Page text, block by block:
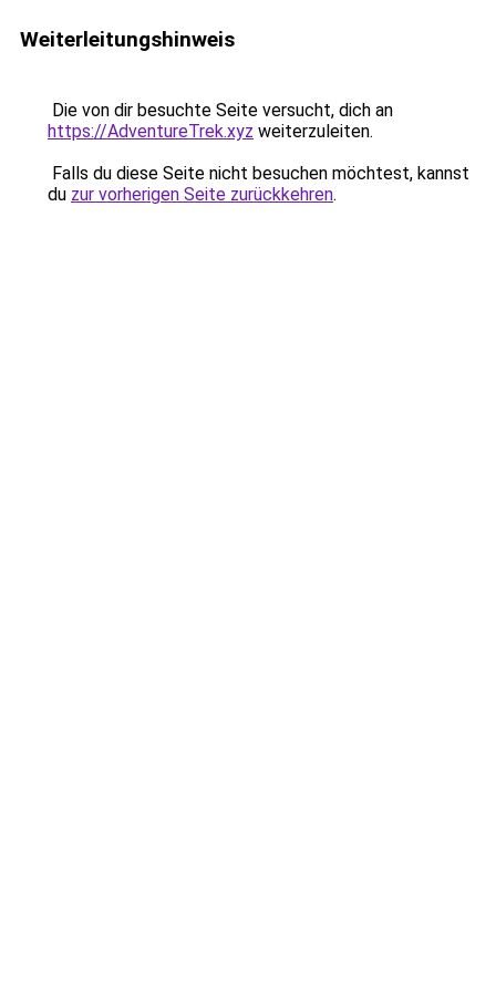
Weiterleitungshinweis
Die von dir besuchte Seite versucht, dich an
https://AdventureTrek.xyz weiterzuleiten.
Falls du diese Seite nicht besuchen möchtest, kannst
du zur vorherigen Seite zurückkehren.